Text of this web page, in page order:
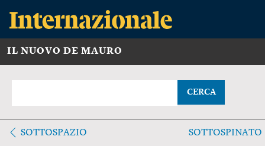
IL NUOVO DE MAURO
CERCA
SOTTOSPAZIO SOTTOSPINATO